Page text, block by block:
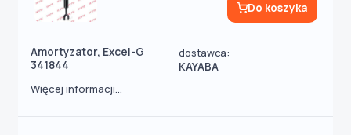
Amortyzator, Excel-G
341844
dostawca:
KAYABA
Do koszyka
Więcej informacji...